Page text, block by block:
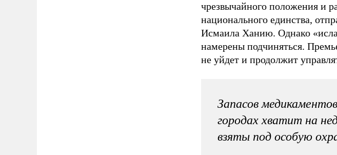
чрезвычайного положения и
национального единства,
Исмаила Ханию. Однако
намерены подчиняться.
не уйдет и продолжит
Запасов
городах хватит на
взяты под особую